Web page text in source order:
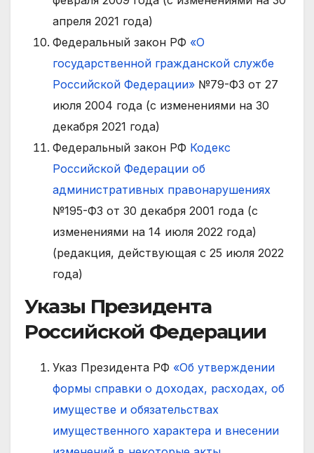
апреля 2021 года)
Федеральный закон РФ «О
государственной гражданской службе
Российской Федерации» №79-ФЗ от 27
июля 2004 года (с изменениями на 30
декабря 2021 года)
Федеральный закон РФ Кодекс
Российской Федерации об
административных правонарушениях
№195-ФЗ от 30 декабря 2001 года (с
изменениями на 14 июля 2022 года)
(редакция, действующая с 25 июля 2022
года)
Указы Президента
Российской Федерации
Указ Президента РФ «Об утверждении
формы справки о доходах, расходах, об
имуществе и обязательствах
имущественного характера и внесении